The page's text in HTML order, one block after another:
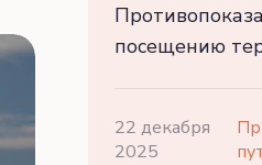
посещению
22 декабря
2025